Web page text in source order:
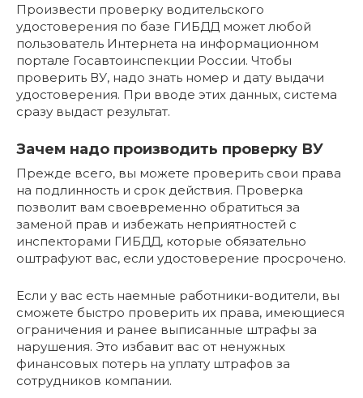
Произвести проверку водительского
удостоверения по базе ГИБДД может любой
пользователь Интернета на информационном
портале Госавтоинспекции России. Чтобы
проверить ВУ, надо знать номер и дату выдачи
удостоверения. При вводе этих данных, система
сразу выдаст результат.
Зачем надо производить проверку ВУ
Прежде всего, вы можете проверить свои права
на подлинность и срок действия. Проверка
позволит вам своевременно обратиться за
заменой прав и избежать неприятностей с
инспекторами ГИБДД, которые обязательно
оштрафуют вас, если удостоверение просрочено.
Если у вас есть наемные работники-водители, вы
сможете быстро проверить их права, имеющиеся
ограничения и ранее выписанные штрафы за
нарушения. Это избавит вас от ненужных
финансовых потерь на уплату штрафов за
сотрудников компании.